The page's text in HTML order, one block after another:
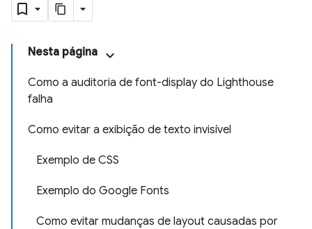
Nesta página
Como a auditoria de font-display do Lighthouse
falha
Como evitar a exibição de texto invisível
Exemplo de CSS
Exemplo do Google Fonts
Como evitar mudanças de layout causadas por